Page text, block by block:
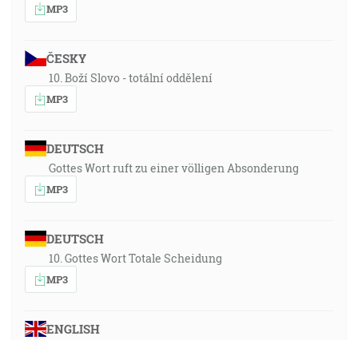
MP3
ČESKY
10. Boží Slovo - totální oddělení
MP3
DEUTSCH
Gottes Wort ruft zu einer völligen Absonderung
MP3
DEUTSCH
10. Gottes Wort Totale Scheidung
MP3
ENGLISH